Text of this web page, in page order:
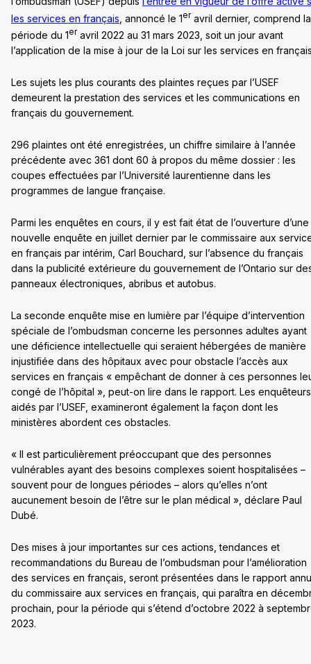
les services en français , annoncé le 1eravril dernier, comprend la
période du 1er avril 2022 au 31 mars 2023, soit un jour avant
l’application de la mise à jour de la Loi sur les services en
Les sujets les plus courants des plaintes reçues par l’USEF
demeurent la prestation des services et les communications en
français du gouvernement.
296 plaintes ont été enregistrées, un chiffre similaire à l’année
précédente avec 361 dont 60 à propos du même dossier : les
coupes effectuées par l’Université laurentienne dans les
programmes de langue française.
Parmi les enquêtes en cours, il y est fait état de l’ouverture d’une
nouvelle enquête en juillet dernier par le commissaire aux
en français par intérim, Carl Bouchard, sur l’absence du français
dans la publicité extérieure du gouvernement de l’Ontario sur
panneaux électroniques, abribus et autobus.
La seconde enquête mise en lumière par l’équipe d’intervention
spéciale de l’ombudsman concerne les personnes adultes ayant
une déficience intellectuelle qui seraient hébergées de manière
injustifiée dans des hôpitaux avec pour obstacle l’accès aux
services en français « empêchant de donner à ces personnes
congé de l’hôpital », peut-on lire dans le rapport. Les
aidés par l’USEF, examineront également la façon dont les
ministères abordent ces obstacles.
« Il est particulièrement préoccupant que des personnes
vulnérables ayant des besoins complexes soient hospitalisées –
souvent pour de longues périodes – alors qu’elles n’ont
aucunement besoin de l’être sur le plan médical », déclare Paul
Dubé.
Des mises à jour importantes sur ces actions, tendances et
recommandations du Bureau de l’ombudsman pour l’amélioration
des services en français, seront présentées dans le rapport
du commissaire aux services en français, qui paraîtra en
prochain, pour la période qui s’étend d’octobre 2022 à
2023.